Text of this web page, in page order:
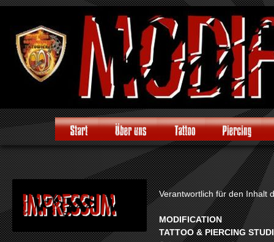
Verantwortlich für den Inhalt
MODIFICATION
TATTOO & PIERCING